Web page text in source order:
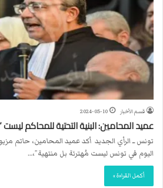
قسم الأخبار 2024-05-10
عميد المحامين: البنية التحتية للمحاكم
تونس ــ الرأي الجديد أكد عميد المحامين، حاتم
اليوم في تونس ليست مُهترئة بل منتهية”،…
أكمل القراءة »